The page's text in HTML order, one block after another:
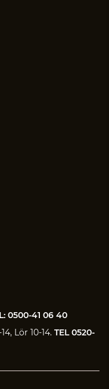
0500-41 06 40
Lör 10-14. TEL 0520-